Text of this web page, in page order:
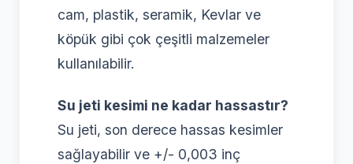
cam, plastik, seramik, Kevlar ve
köpük gibi çok çeşitli malzemeler
kullanılabilir.
Su jeti kesimi ne kadar hassastır?
Su jeti, son derece hassas kesimler
sağlayabilir ve +/- 0,003 inç